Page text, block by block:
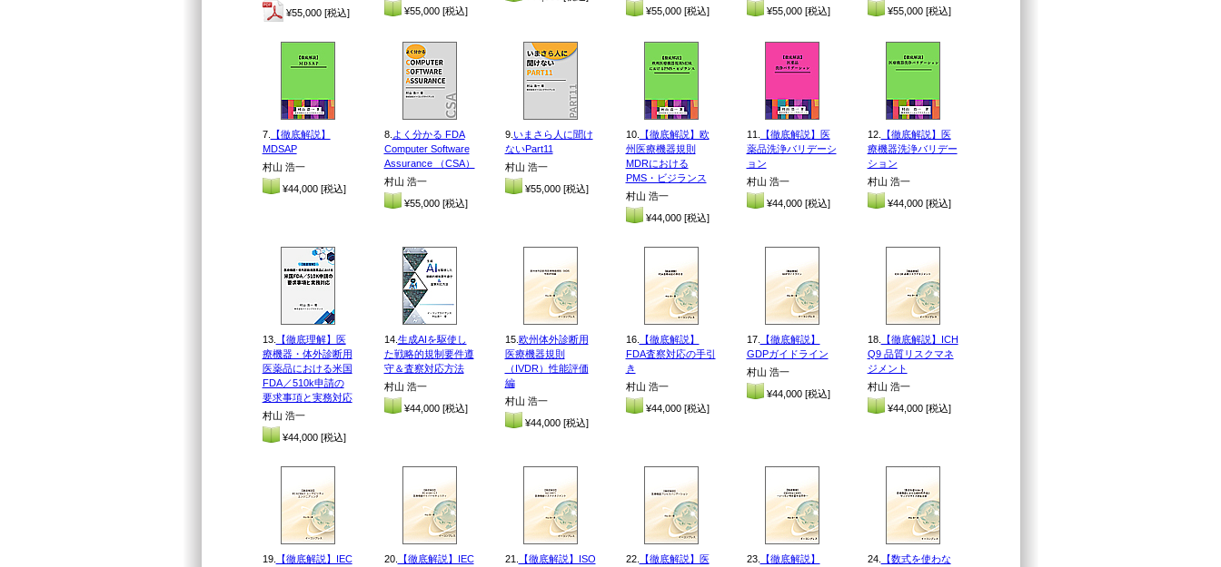
¥55,000 [税込]
¥55,000 [税込]
¥55,000 [税込]
¥55,000 [税込]
¥55,000 [税込]
7.
【徹底解説】
MDSAP
村山 浩一
¥44,000 [税込]
8. よく分かる FDA
Computer Software
Assurance （CSA）
村山 浩一
¥55,000 [税込]
9. いまさら人に聞け
ないPart11
村山 浩一
¥55,000 [税込]
10.
【徹底解説】欧
州医療機器規則
MDRにおける
PMS・ビジランス
村山 浩一
¥44,000 [税込]
11.
【徹底解説】医
薬品洗浄バリデーシ
ョン
村山 浩一
¥44,000 [税込]
12.
【徹底解説】医
療機器洗浄バリデー
ション
村山 浩一
¥44,000 [税込]
13.
【徹底理解】医
療機器・体外診断用
医薬品における米国
FDA／510k申請の
要求事項と実務対応
村山 浩一
¥44,000 [税込]
14. 生成AIを駆使し
た戦略的規制要件遵
守＆査察対応方法
村山 浩一
¥44,000 [税込]
15. 欧州体外診断用
医療機器規則
（IVDR）性能評価
編
村山 浩一
¥44,000 [税込]
16.
【徹底解説】
FDA査察対応の手引
き
村山 浩一
¥44,000 [税込]
17.
【徹底解説】
GDPガイドライン
村山 浩一
¥44,000 [税込]
18.
【徹底解説】ICH
Q9 品質リスクマネ
ジメント
村山 浩一
¥44,000 [税込]
19.
【徹底解説】IEC
20.
【徹底解説】IEC
21.
【徹底解説】ISO
22.
【徹底解説】医
23.
【徹底解説】
24.
【数式を使わな